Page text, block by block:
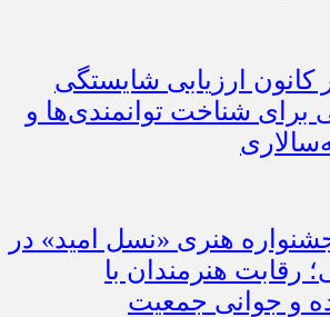
ارزیابی شایستگی
برای شناخت توانمندی‌ها و
هنری «نسل امید» در
رقابت هنرمندان با
و جوانی جمعیت